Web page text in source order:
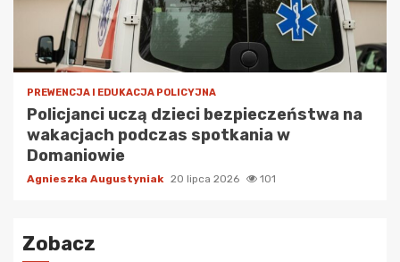
PREWENCJA I EDUKACJA POLICYJNA
Policjanci uczą dzieci bezpieczeństwa na
wakacjach podczas spotkania w
Domaniowie
Agnieszka Augustyniak 20 lipca 2026 101
Zobacz